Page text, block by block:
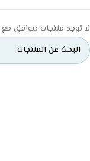
لا توجد منتجات تتوافق مع